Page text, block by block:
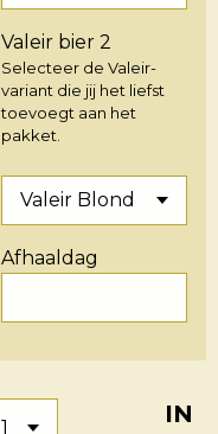
Valeir bier 2
Selecteer de Valeir-
variant die jij het liefst
toevoegt aan het
pakket.
Afhaaldag
IN